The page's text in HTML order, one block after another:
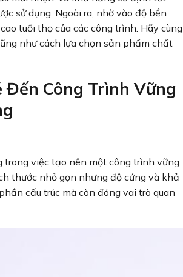
sử dụng. Ngoài ra, nhờ vào độ bền
tuổi thọ của các công trình. Hãy cùng
như cách lựa chọn sản phẩm chất
Đến Công Trình Vững
trong việc tạo nên một công trình vững
thước nhỏ gọn nhưng độ cứng và khả
cấu trúc mà còn đóng vai trò quan